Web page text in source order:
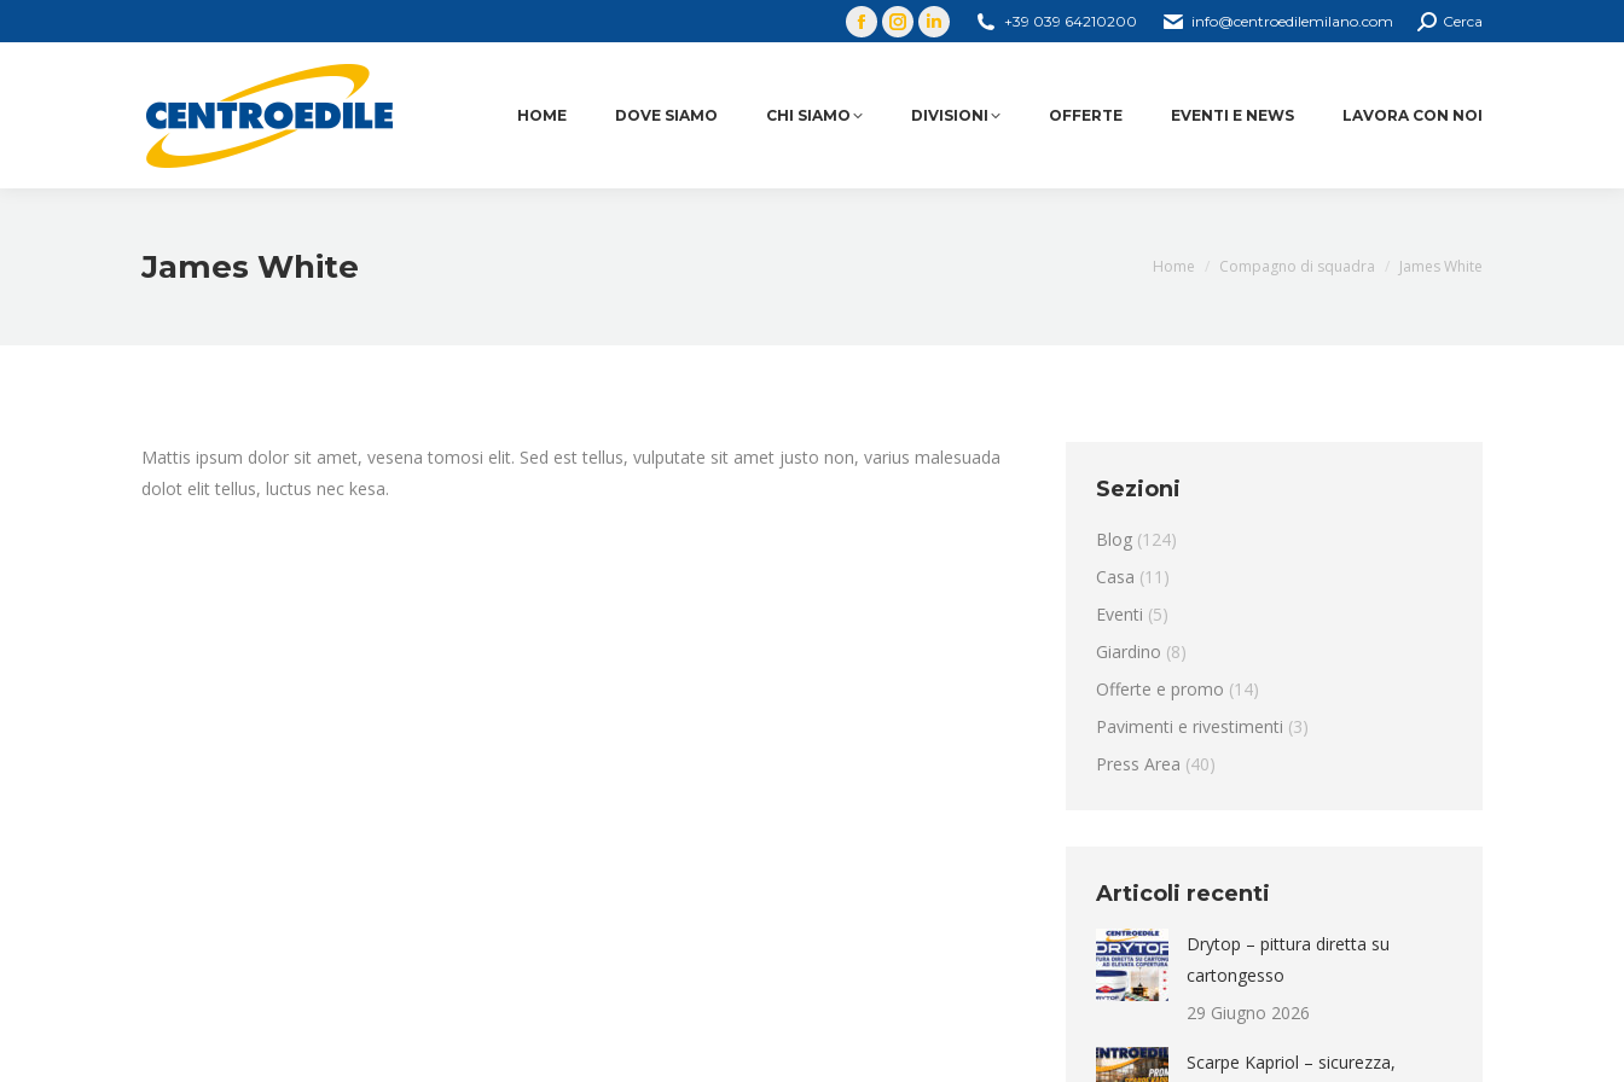
+39 039 64210200 info@centroedilemilano.com Cerca
HOME DOVE SIAMO CHI SIAMO DIVISIONI OFFERTE EVENTI E NEWS LAVORA CON NOI
James White You are here:
Home Compagno di squadra James White
Mattis ipsum dolor sit amet, vesena tomosi elit. Sed est tellus, vulputate sit amet justo non, varius malesuada
dolot elit tellus, luctus nec kesa.
Sezioni
Blog (124)
Casa (11)
Eventi (5)
Giardino (8)
Offerte e promo (14)
Pavimenti e rivestimenti (3)
Press Area (40)
Articoli recenti
Drytop – pittura diretta su
cartongesso
29 Giugno 2026
Scarpe Kapriol – sicurezza,